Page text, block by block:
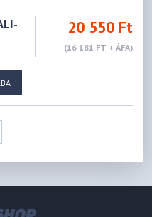
20 550 Ft
(16 181 FT + ÁFA)